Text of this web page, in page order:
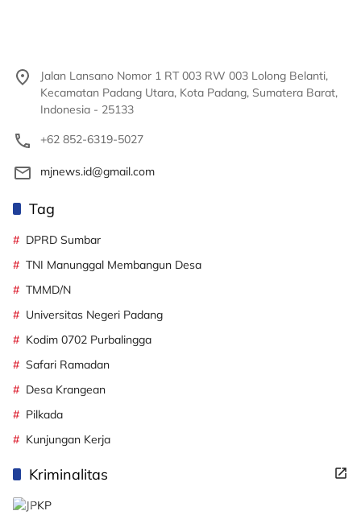
Jalan Lansano Nomor 1 RT 003 RW 003 Lolong Belanti,
Kecamatan Padang Utara, Kota Padang, Sumatera Barat,
Indonesia - 25133
+62 852-6319-5027
mjnews.id@gmail.com
Tag
DPRD Sumbar
TNI Manunggal Membangun Desa
TMMD/N
Universitas Negeri Padang
Kodim 0702 Purbalingga
Safari Ramadan
Desa Krangean
Pilkada
Kunjungan Kerja
Kriminalitas